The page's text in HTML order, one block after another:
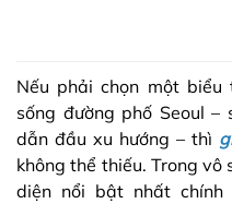
Nếu phải chọn một
sống đường phố Seoul
dẫn đầu xu hướng – thì
không thể thiếu. Trong
diện nổi bật nhất chính